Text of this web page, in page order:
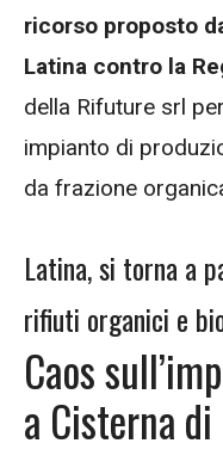
ricorso proposto
Latina contro la
della Rifuture srl
impianto di
da frazione
Latina, si torna a
rifiuti organici e
Caos
a Cisterna